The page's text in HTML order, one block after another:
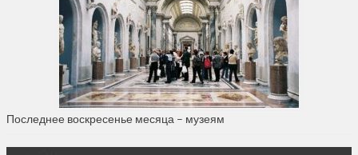
Последнее воскресенье месяца – музеям